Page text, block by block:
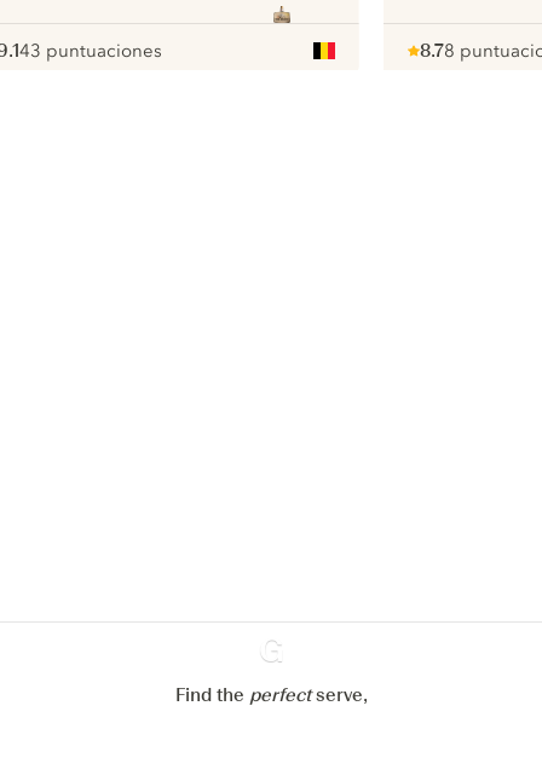
pour
43 puntuaciones
8.7
pour
8
Ginventory
Find the perfectserve,